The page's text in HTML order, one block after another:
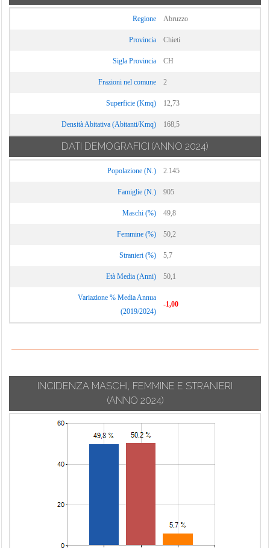
Tufillo
Vacri
Vasto
Villamagna
Regione Abruzzo
Provincia Chieti
Sigla Provincia CH
Frazioni nel comune 2
Superficie (Kmq) 12,73
Densità Abitativa (Abitanti/Kmq) 168,5
DATI DEMOGRAFICI (ANNO 2024)
Popolazione (N.) 2.145
Famiglie (N.) 905
Maschi (%) 49,8
Femmine (%) 50,2
Stranieri (%) 5,7
Età Media (Anni) 50,1
Variazione % Media Annua
(2019/2024)
-1,00
INCIDENZA MASCHI, FEMMINE E STRANIERI
(ANNO 2024)